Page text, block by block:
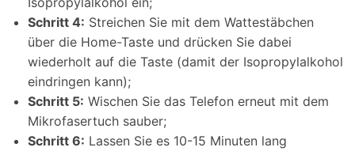
Schritt 4: Streichen Sie mit dem Wattestäbchen
über die Home-Taste und drücken Sie dabei
wiederholt auf die Taste (damit der Isopropylalkohol
eindringen kann);
Schritt 5: Wischen Sie das Telefon erneut mit dem
Mikrofasertuch sauber;
Schritt 6: Lassen Sie es 10-15 Minuten lang